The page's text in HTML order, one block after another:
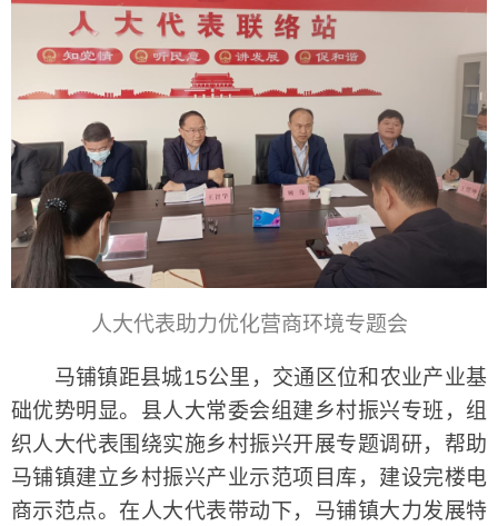
人大代表助力优化营商环境专题会
马铺镇距县城15公里，交通区位和农业产业基
础优势明显。县人大常委会组建乡村振兴专班，组
织人大代表围绕实施乡村振兴开展专题调研，帮助
马铺镇建立乡村振兴产业示范项目库，建设完楼电
商示范点。在人大代表带动下，马铺镇大力发展特